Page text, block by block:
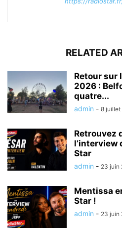
RELATED
Retour sur
2026 :
quatre...
admin - 8 juillet
Retrouvez
l’interview
Star
admin - 23 juin
Mentissa
Star !
admin - 23 juin